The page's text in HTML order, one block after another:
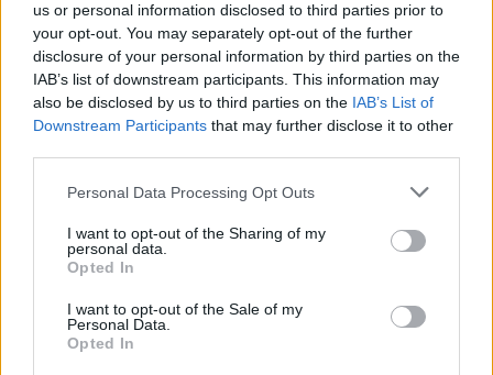
us or personal information disclosed to third parties prior to
your opt-out. You may separately opt-out of the further
disclosure of your personal information by third parties on the
IAB’s list of downstream participants. This information may
also be disclosed by us to third parties on the IAB’s List of
Downstream Participants that may further disclose it to other
Personal Data Processing Opt Outs
I want to opt-out of the Sharing of my
personal data.
Opted In
I want to opt-out of the Sale of my
Personal Data.
Opted In
Masiulis. Trys pretendentai“
Čepas nerado, kuo sąrašą papildyti ir sutiko
su bendražygiu, jog kažkas iš trijulės
apdovanojimo nusipelnė labiausiai.
Kol kalba ėjo apie trenerius, dėmesys buvo
atkreiptas į Šarūno Jasikevičiaus incidentą su
kad po rungtynių prieš „Žalgirį“, lietuvis
griežtai kritikavo vietinį spaudos atstovą, kad